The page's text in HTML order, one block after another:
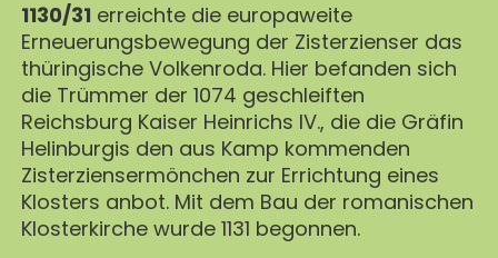
1130/31 erreichte die europaweite
Erneuerungsbewegung der Zisterzienser das
thüringische Volkenroda. Hier befanden sich
die Trümmer der 1074 geschleiften
Reichsburg Kaiser Heinrichs IV., die die Gräfin
Helinburgis den aus Kamp kommenden
Zisterziensermönchen zur Errichtung eines
Klosters anbot. Mit dem Bau der romanischen
Klosterkirche wurde 1131 begonnen.